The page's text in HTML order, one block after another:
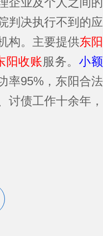
判决执行不到的应
构。主要提供东阳
阳收账服务。小额
率95%，东阳合法
讨债工作十余年，